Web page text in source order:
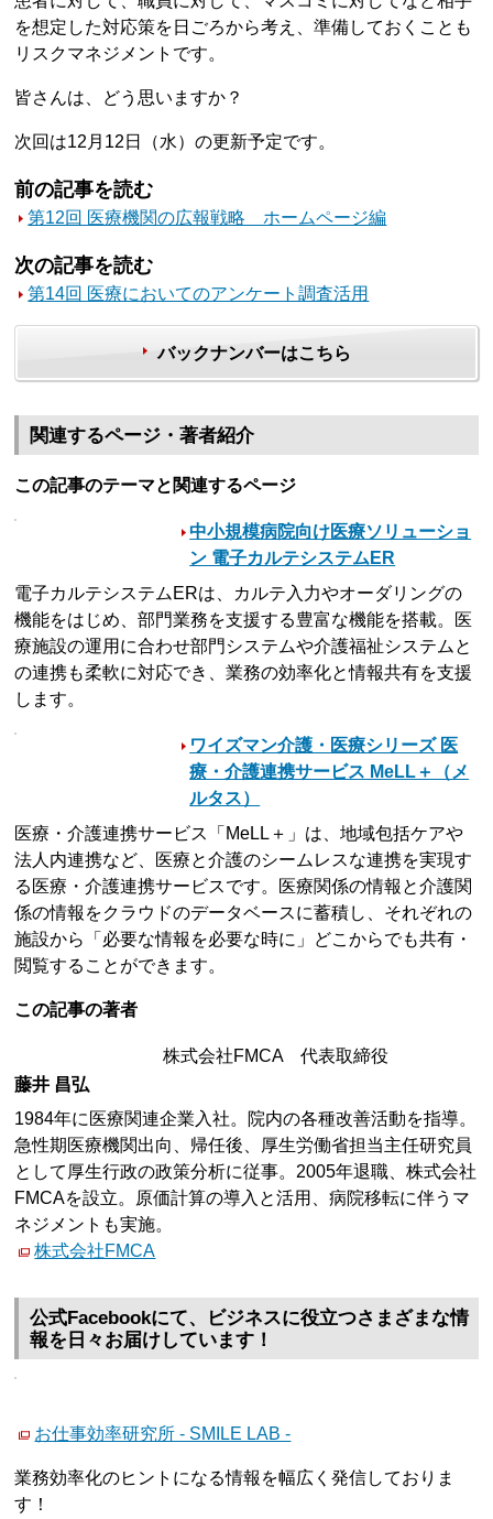
を想定した対応策を日ごろから考え、準備しておくことも
リスクマネジメントです。
皆さんは、どう思いますか？
次回は12月12日（水）の更新予定です。
前の記事を読む
第12回 医療機関の広報戦略 ホームページ編
次の記事を読む
第14回 医療においてのアンケート調査活用
バックナンバーはこちら
関連するページ・著者紹介
この記事のテーマと関連するページ
中小規模病院向け医療ソリューショ
ン 電子カルテシステムER
電子カルテシステムERは、カルテ入力やオーダリングの
機能をはじめ、部門業務を支援する豊富な機能を搭載。医
療施設の運用に合わせ部門システムや介護福祉システムと
の連携も柔軟に対応でき、業務の効率化と情報共有を支援
します。
ワイズマン介護・医療シリーズ 医
療・介護連携サービス MeLL＋（メ
ルタス）
医療・介護連携サービス「MeLL＋」は、地域包括ケアや
法人内連携など、医療と介護のシームレスな連携を実現す
る医療・介護連携サービスです。医療関係の情報と介護関
係の情報をクラウドのデータベースに蓄積し、それぞれの
施設から「必要な情報を必要な時に」どこからでも共有・
閲覧することができます。
この記事の著者
株式会社FMCA 代表取締役
藤井 昌弘
1984年に医療関連企業入社。院内の各種改善活動を指導。
急性期医療機関出向、帰任後、厚生労働省担当主任研究員
として厚生行政の政策分析に従事。2005年退職、株式会社
FMCAを設立。原価計算の導入と活用、病院移転に伴うマ
ネジメントも実施。
株式会社FMCA
公式Facebookにて、ビジネスに役立つさまざまな情
報を日々お届けしています！
お仕事効率研究所 - SMILE LAB -
業務効率化のヒントになる情報を幅広く発信しておりま
す！